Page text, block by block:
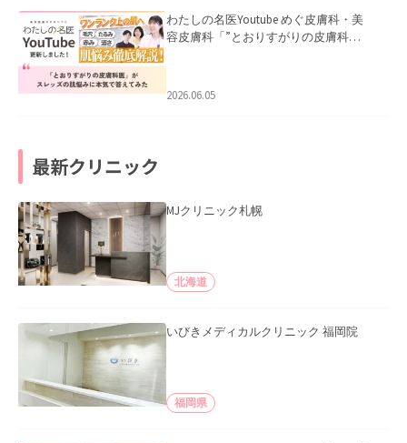
わたしの名医Youtube めぐ皮膚科・美
容皮膚科「”とおりすがりの皮膚科
2026.06.05
最新クリニック
MJクリニック札幌
北海道
いびきメディカルクリニック 福岡院
福岡県